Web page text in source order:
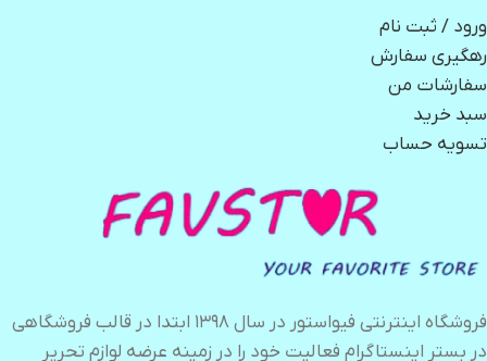
ورود / ثبت نام
رهگیری سفارش
سفارشات من
سبد خرید
تسویه حساب
فروشگاه اینترنتی فیواستور در سال ۱۳۹۸ ابتدا در قالب فروشگاهی
در بستر اینستاگرام فعالیت خود را در زمینه عرضه لوازم تحریر